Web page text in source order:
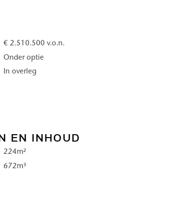
en maak het leven gemakkelijk met de
is serene luxe, geborgen in een exclusieve
op een prachtige doorkijk naar het duinlandschap
€ 2.510.500 v.o.n.
Onder optie
In overleg
EN INHOUD
224m²
672m³